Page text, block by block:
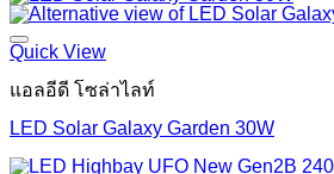
Quick View
แอลอีดี โซล่าไลท์
LED Solar Galaxy Garden 30W